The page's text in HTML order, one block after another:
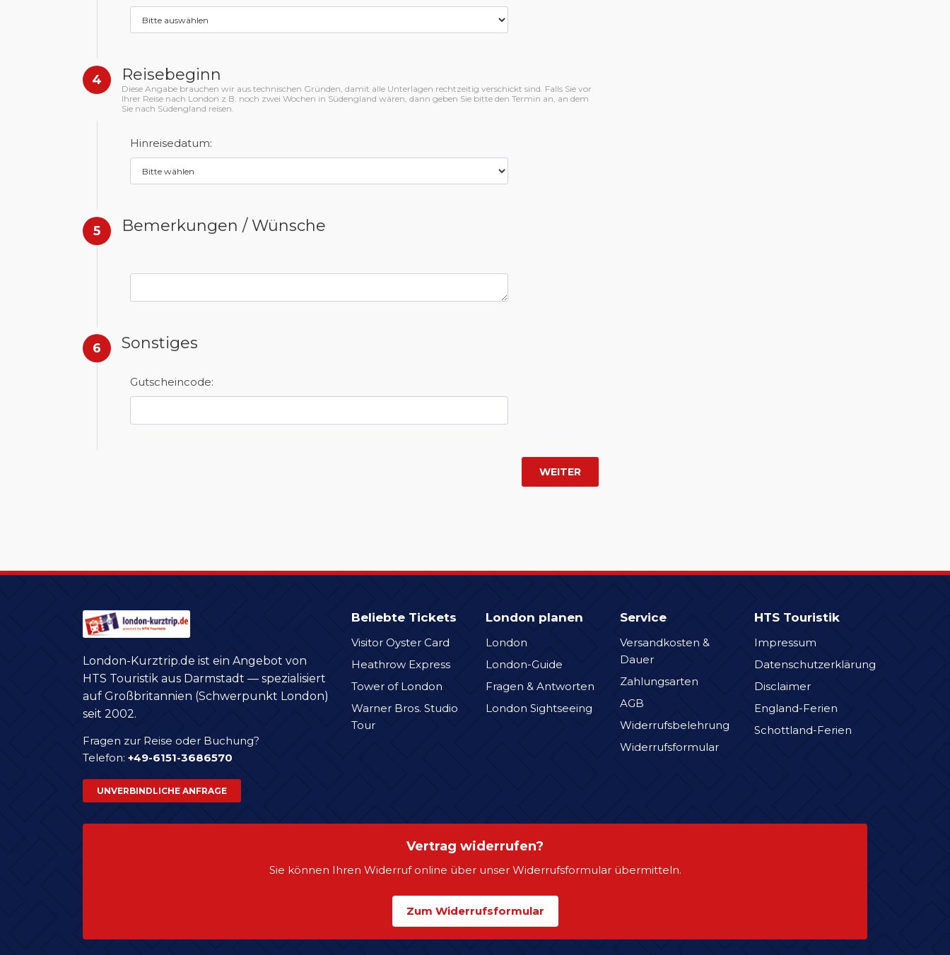
4 Reisebeginn
Diese Angabe brauchen wir aus technischen Gründen, damit alle Unterlagen rechtzeitig verschickt sind. Falls Sie vor
Ihrer Reise nach London z.B. noch zwei Wochen in Südengland wären, dann geben Sie bitte den Termin an, an dem
Sie nach Südengland reisen.
Hinreisedatum:
5 Bemerkungen / Wünsche
6 Sonstiges
Gutscheincode:
London-Kurztrip.de ist ein Angebot von
HTS Touristik aus Darmstadt — spezialisiert
auf Großbritannien (Schwerpunkt London)
seit 2002.
Fragen zur Reise oder Buchung?
Telefon: +49-6151-3686570
UNVERBINDLICHE ANFRAGE
Beliebte Tickets
Visitor Oyster Card
Heathrow Express
Tower of London
Warner Bros. Studio
Tour
London planen
London
London-Guide
Fragen & Antworten
London Sightseeing
Service
Versandkosten &
Dauer
Zahlungsarten
AGB
Widerrufsbelehrung
Widerrufsformular
HTS Touristik
Impressum
Datenschutzerklärung
Disclaimer
England-Ferien
Schottland-Ferien
Vertrag widerrufen?
Sie können Ihren Widerruf online über unser Widerrufsformular übermitteln.
Zum Widerrufsformular